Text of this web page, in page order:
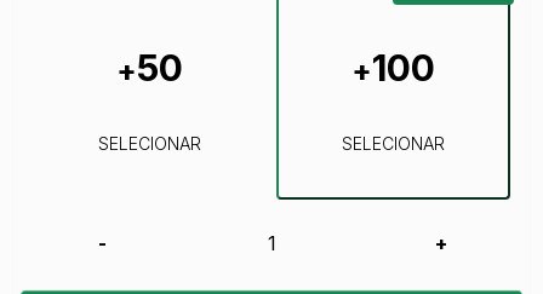
+50
SELECIONAR
+100
SELECIONAR
- +